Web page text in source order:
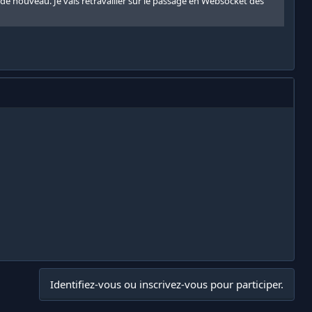
Identifiez-vous ou inscrivez-vous pour participer.